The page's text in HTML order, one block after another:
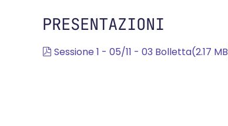
PRESENTAZIONI
pdf
Sessione 1 - 05/11 - 03 Bolletta(2.17 MB